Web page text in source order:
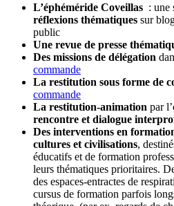
L’éphéméride Coveillas : une
réflexions thématiques sur
public
Une revue de presse
Des missions de délégation
commande
La restitution sous forme de
commande
La restitution-animation par
rencontre et dialogue
Des interventions en
cultures et civilisations,
éducatifs et de formation
leurs thématiques prioritaires.
des espaces-entractes de
cursus de formation parfois